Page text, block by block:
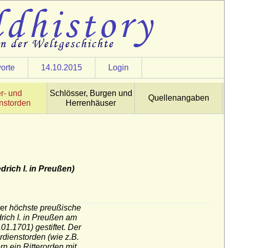
14.10.2015 Login
und
Schlösser, Burgen und
Herrenhäuser
Quellenangaben
I. in Preußen)
höchste preußische
I. in Preußen am
gestiftet. Der
(wie z.B.